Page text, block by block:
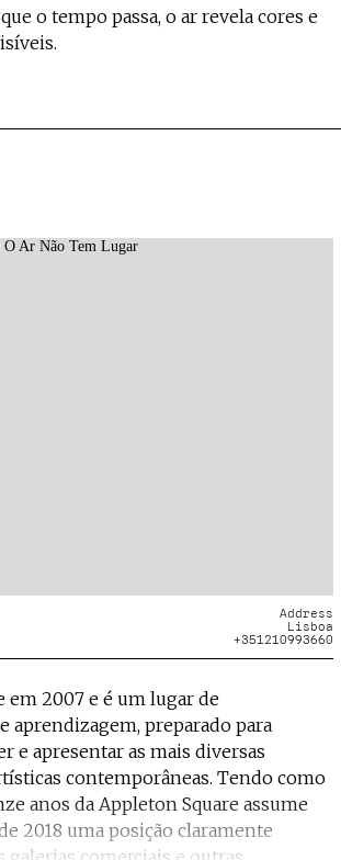
- App
curtos
o tempo passa, o ar revela cores e
Address
Lisboa
+351210993660
em 2007 e é um lugar de
aprendizagem, preparado para
e apresentar as mais diversas
contemporâneas. Tendo como
anos da Appleton Square assume
2018 uma posição claramente